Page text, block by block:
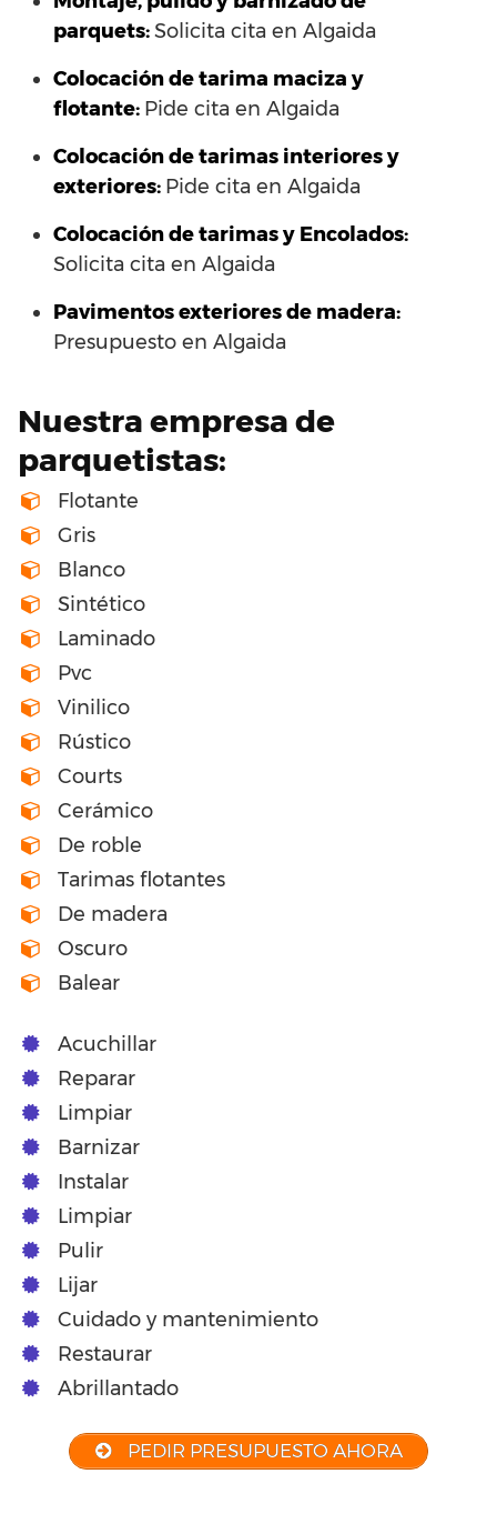
parquets:Solicita cita en Algaida
Colocación de tarima maciza y
flotante: Pide cita en Algaida
Colocación de tarimas interiores y
exteriores: Pide cita en Algaida
Colocación de tarimas y Encolados:
Solicita cita en Algaida
Pavimentos exteriores de madera:
Presupuesto en Algaida
Nuestra empresa de
parquetistas:
Flotante
Gris
Blanco
Sintético
Laminado
Pvc
Vinilico
Rústico
Courts
Cerámico
De roble
Tarimas flotantes
De madera
Oscuro
Balear
Acuchillar
Reparar
Limpiar
Barnizar
Instalar
Limpiar
Pulir
Lijar
Cuidado y mantenimiento
Restaurar
Abrillantado
PEDIR PRESUPUESTO AHORA